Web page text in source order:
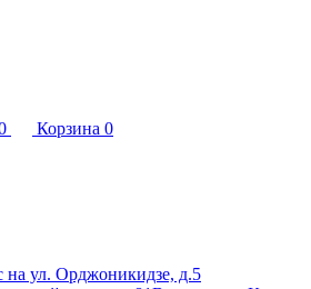
Корзина 0
ул. Орджоникидзе, д.5